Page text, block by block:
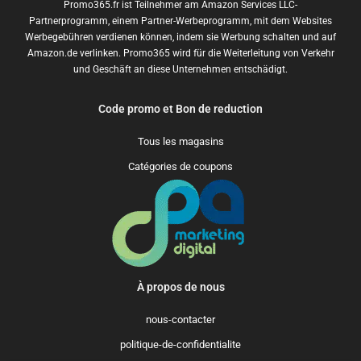
Promo365.fr ist Teilnehmer am Amazon Services LLC-
Partnerprogramm, einem Partner-Werbeprogramm, mit dem Websites
Werbegebühren verdienen können, indem sie Werbung schalten und auf
Amazon.de verlinken. Promo365 wird für die Weiterleitung von Verkehr
und Geschäft an diese Unternehmen entschädigt.
Code promo et Bon de reduction
Tous les magasins
Catégories de coupons
À propos de nous
nous-contacter
politique-de-confidentialite